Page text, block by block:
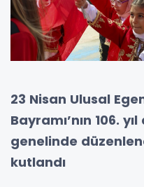
23 Nisan Ulusal
Bayramı’nın 106.
genelinde
kutlandı